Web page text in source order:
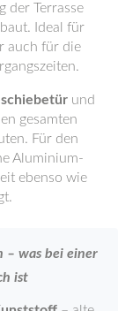
der Terrasse
Ideal für
auch für die
und
gesamten
Für den
Aluminium-
ebenso wie
– was bei einer
ist